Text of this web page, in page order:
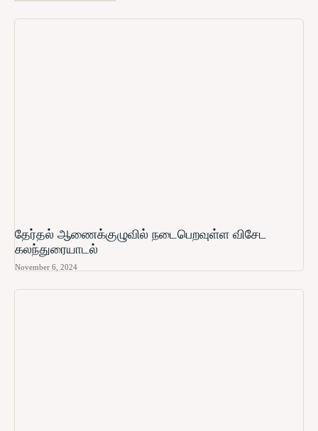
தேர்தல் ஆணைக்குழுவில் நடைபெறவுள்ள விசேட
கலந்துரையாடல்
November 6, 2024